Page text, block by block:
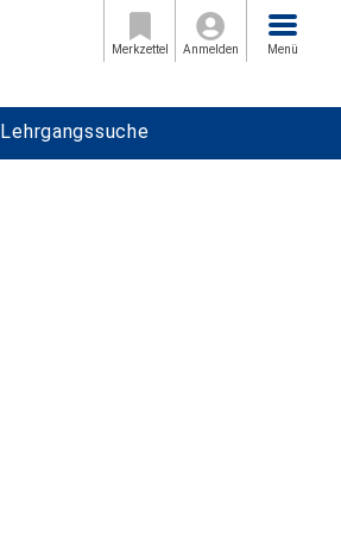
Merkzettel Anmelden
Menü
Menü
Lehrgangssuche